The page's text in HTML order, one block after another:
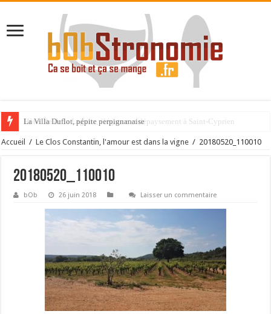
La Villa Duflot, pépite perpignanaise
Accueil / Le Clos Constantin, l'amour est dans la vigne / 20180520_110010
20180520_110010
bOb 26 juin 2018 Laisser un commentaire